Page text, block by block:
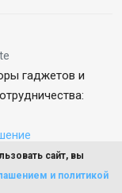
гаджетов и
сайт, вы
и политикой